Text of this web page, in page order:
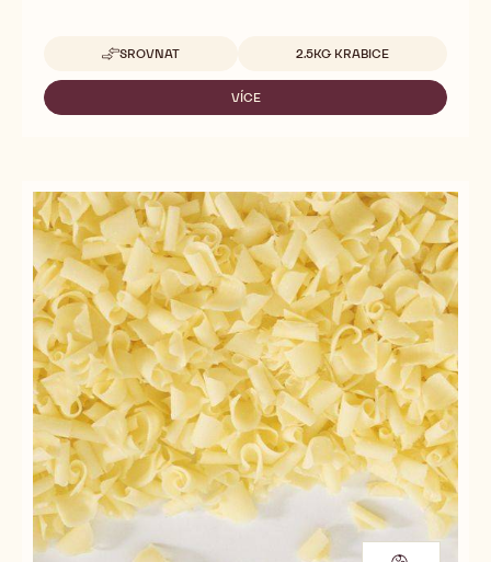
Blossoms mléčná čokoláda
SROVNAT
-
BLOSSOMS
MLÉČNÁ
ČOKOLÁDA
Dostupná balení
2.5KG KRABICE
VÍCE
-
BLOSSOMS
MLÉČNÁ
ČOKOLÁDA